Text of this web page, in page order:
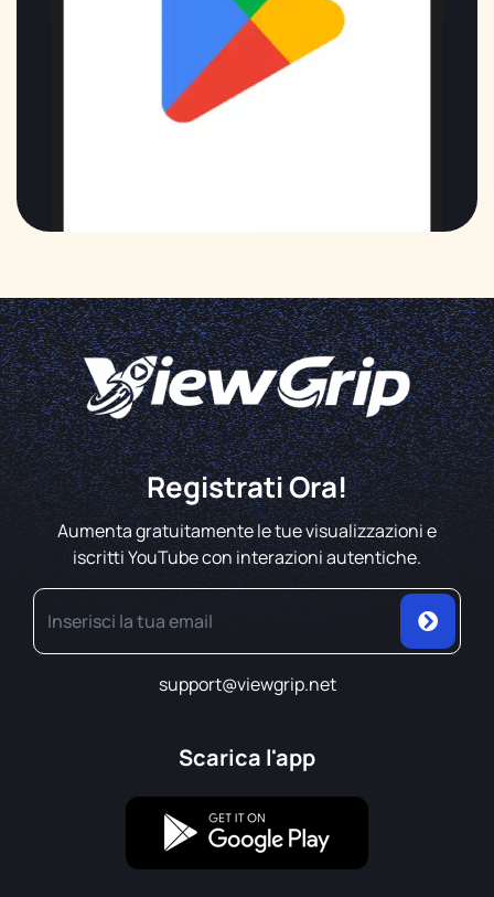
Registrati Ora!
Aumenta gratuitamente le tue visualizzazioni e
iscritti YouTube con interazioni autentiche.
support@viewgrip.net
Scarica l'app